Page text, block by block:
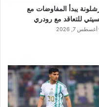
يبدأ المفاوضات مع
للتعاقد مع رودري
أغسطس 7, 2026